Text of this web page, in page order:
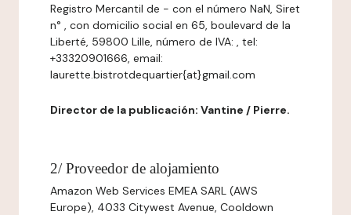
Registro Mercantil de - con el número NaN, Siret
n° , con domicilio social en 65, boulevard de la
Liberté, 59800 Lille, número de IVA: , tel:
+33320901666, email:
laurette.bistrotdequartier{at}gmail.com
Director de la publicación: Vantine / Pierre.
2/ Proveedor de alojamiento
Amazon Web Services EMEA SARL (AWS
Europe), 4033 Citywest Avenue, Cooldown